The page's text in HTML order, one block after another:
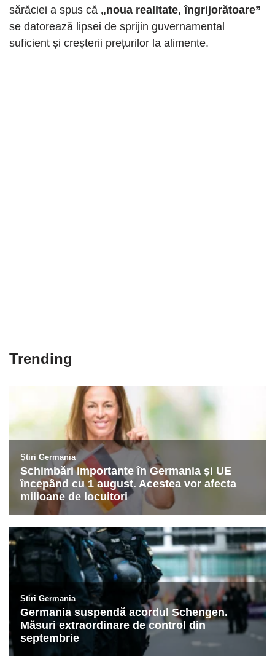
sărăciei a spus că „noua realitate, îngrijorătoare”
se datorează lipsei de sprijin guvernamental
suficient și creșterii prețurilor la alimente.
Trending